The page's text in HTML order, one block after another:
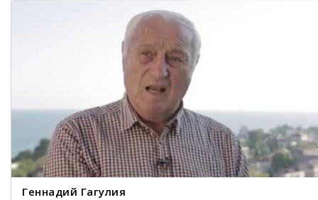
Геннадий Гагулия